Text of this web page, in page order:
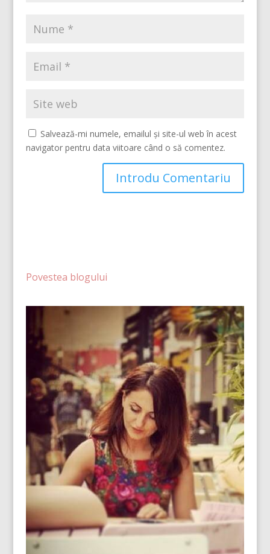
Salvează-mi numele, emailul și site-ul web în acest
navigator pentru data viitoare când o să comentez.
Povestea blogului